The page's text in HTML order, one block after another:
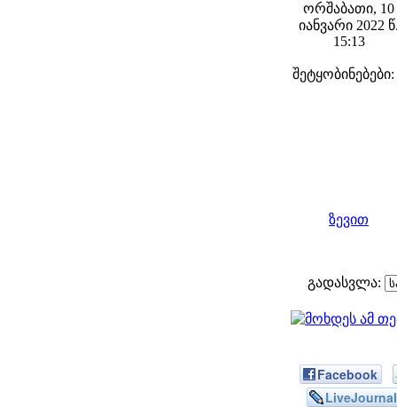
ორშაბათი, 10
იანვარი 2022
15:13
შეტყობინებები:
ზევით
გადასვლა:
Facebook
LiveJournal